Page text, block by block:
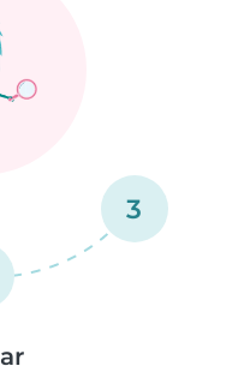
3